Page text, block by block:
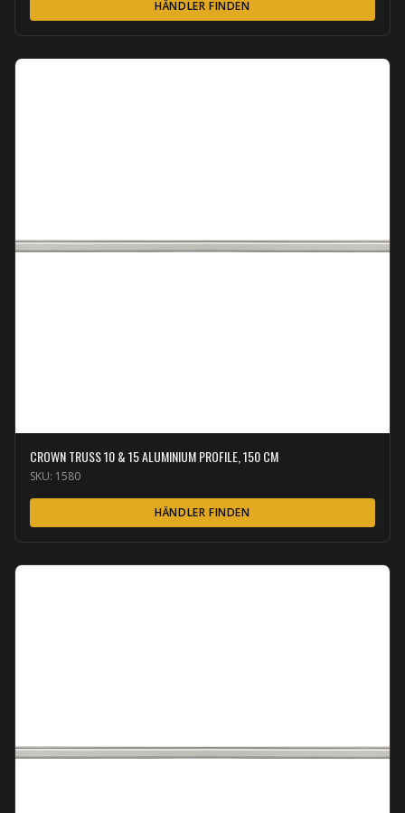
HÄNDLER FINDEN
CROWN TRUSS 10 & 15 ALUMINIUM PROFILE, 150 CM
SKU: 1580
HÄNDLER FINDEN